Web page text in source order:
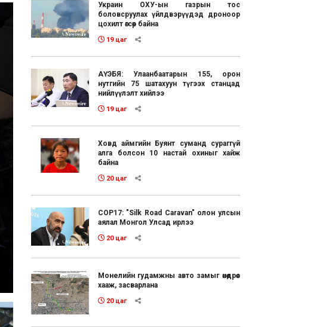
Украин ОХУ-ын газрын тос
боловсруулах үйлдвэрүүдэд дроноор
цохилт өгсөөр байна
19 цаг
АҮЭБЯ: Улаанбаатарын 155, орон
нутгийн 75 шатахуун түгээх станцад
нийлүүлэлт хийлээ
19 цаг
Ховд аймгийн Буянт суманд сураггүй
алга болсон 10 настай охиныг хайж
байна
20 цаг
COP17: "Silk Road Caravan" олон улсын
аялал Монгол Улсад ирлээ
20 цаг
Монелийн гудамжны авто замыг өнөөдрөөс
хааж, засварлана
20 цаг